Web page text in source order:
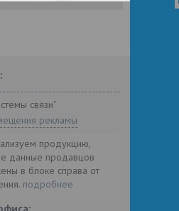
связи"
рекламы
продукцию,
данные продавцов
в блоке справа от
подробнее